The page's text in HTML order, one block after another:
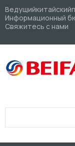
Информационный
Свяжитесь с нами